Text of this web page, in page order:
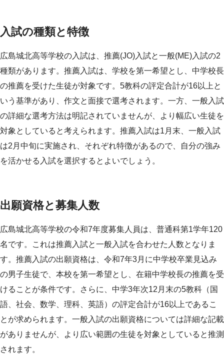
入試の種類と特徴
広島城北高等学校の入試は、推薦(JO)入試と一般(ME)入試の2
種類があります。推薦入試は、学校を第一希望とし、中学校長
の推薦を受けた生徒が対象です。5教科の評定合計が16以上と
いう基準があり、作文と面接で選考されます。一方、一般入試
の詳細な選考方法は明記されていませんが、より幅広い生徒を
対象としていると考えられます。推薦入試は1月末、一般入試
は2月中旬に実施され、それぞれ特徴があるので、自分の強み
を活かせる入試を選択するとよいでしょう。
出願資格と募集人数
広島城北高等学校の令和7年度募集人員は、普通科第1学年120
名です。これは推薦入試と一般入試を合わせた人数となりま
す。推薦入試の出願資格は、令和7年3月に中学校卒業見込み
の男子生徒で、本校を第一希望とし、在籍中学校長の推薦を受
けることが条件です。さらに、中学3年次12月末の5教科（国
語、社会、数学、理科、英語）の評定合計が16以上であるこ
とが求められます。一般入試の出願資格については詳細な記載
がありませんが、より広い範囲の生徒を対象としていると推測
されます。